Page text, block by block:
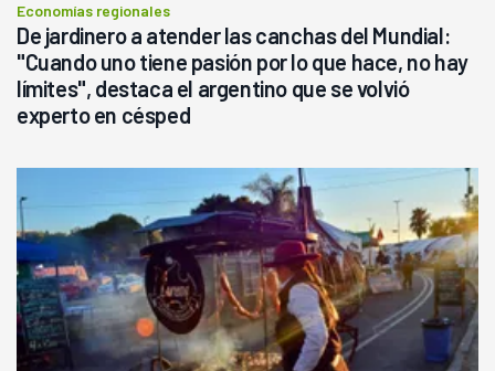
Economías regionales
De jardinero a atender las canchas del Mundial:
"Cuando uno tiene pasión por lo que hace, no hay
límites", destaca el argentino que se volvió
experto en césped